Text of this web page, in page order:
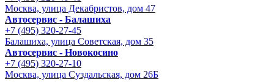
Москва, улица Декабристов, дом 47
Автосервис - Балашиха
+7 (495) 320-27-45
Балашиха, улица Советская, дом 35
Автосервис - Новокосино
+7 (495) 320-27-10
Москва, улица Суздальская, дом 26Б